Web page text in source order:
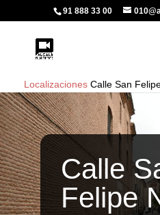
91 888 33 00
Localizaciones Calle San
Calle
Felipe